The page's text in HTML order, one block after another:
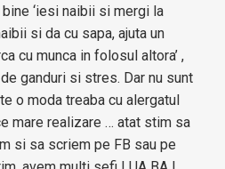
‘iesi naibii si mergi la
si da cu sapa, ajuta un
cu munca in folosul altora’ ,
ganduri si stres. Dar nu sunt
o moda treaba cu alergatul
mare realizare … atat stim sa
si sa scriem pe FB sau pe